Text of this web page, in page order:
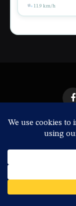
11.9 km/h
© 2026